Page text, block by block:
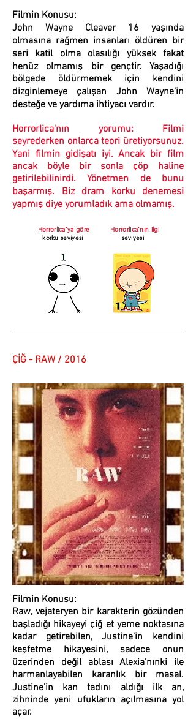
Filmin Konusu:
John Wayne Cleaver 16 yaşında
olmasına rağmen insanları öldüren bir
seri katil olma olasılığı yüksek fakat
henüz olmamış bir gençtir. Yaşadığı
bölgede öldürmemek için kendini
dizginlemeye çalışan John Wayne’in
desteğe ve yardıma ihtiyacı vardır.
Horrorlica'nın yorumu: Filmi
seyrederken onlarca teori üretiyorsunuz.
Yani filmin gidişatı iyi. Ancak bir film
ancak böyle bir sonla çöp haline
getirilebilinirdi. Yönetmen de bunu
başarmış. Biz dram korku denemesi
yapmış diye yorumladık ama olmamış.
Horrorlica'ya göre
korku seviyesi
Horrorlica'nın ilgi
seviyesi
ÇİĞ - RAW / 2016
Filmin Konusu:
Raw, vejateryen bir karakterin gözünden
başladığı hikayeyi çiğ et yeme noktasına
kadar getirebilen, Justine'in kendini
keşfetme hikayesini, sadece onun
üzerinden değil ablası Alexia'nınki ile
harmanlayabilen karanlık bir masal.
Justine'in kan tadını aldığı ilk an,
zihninde yeni ufukların açılmasına yol
açar.